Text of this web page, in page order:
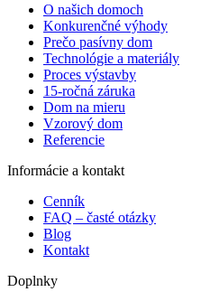
O našich domoch
Konkurenčné výhody
Prečo pasívny dom
Technológie a materiály
Proces výstavby
15-ročná záruka
Dom na mieru
Vzorový dom
Referencie
Informácie a kontakt
Cenník
FAQ – časté otázky
Blog
Kontakt
Doplnky